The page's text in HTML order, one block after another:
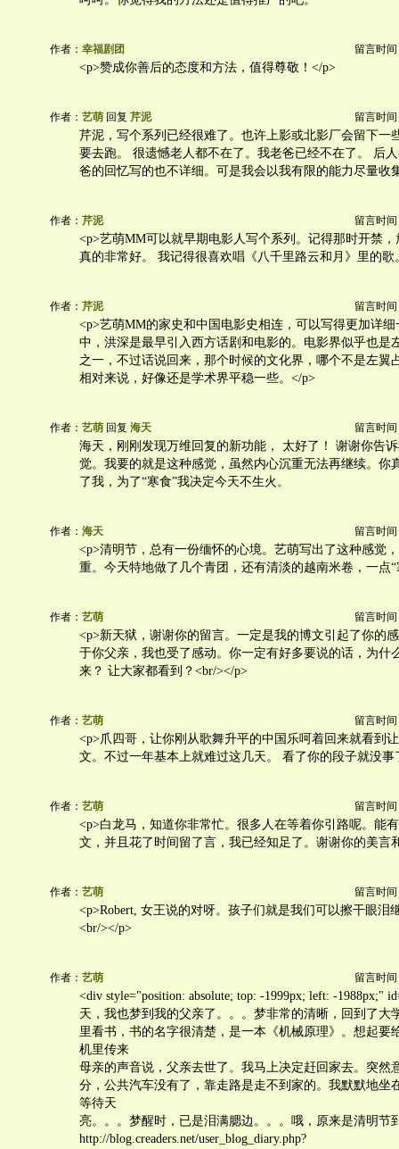
作者： 幸福剧团 留言时间
<p>赞成你善后的态度和方法，值得尊敬！</p>
作者： 艺萌 回复 芹泥 留言时间
芹泥，写个系列已经很难了。也许上影或北影厂会留下一
要去跑。 很遗憾老人都不在了。我老爸已经不在了。 后
爸的回忆写的也不详细。可是我会以我有限的能力尽量收
作者： 芹泥 留言时间
<p>艺萌MM可以就早期电影人写个系列。记得那时开禁
真的非常好。 我记得很喜欢唱《八千里路云和月》里的歌
作者： 芹泥 留言时间
<p>艺萌MM的家史和中国电影史相连，可以写得更加详
中，洪深是最早引入西方话剧和电影的。电影界似乎也是
之一，不过话说回来，那个时候的文化界，哪个不是左翼
相对来说，好像还是学术界平稳一些。</p>
作者： 艺萌 回复 海天 留言时间
海天，刚刚发现万维回复的新功能， 太好了！ 谢谢你告
觉。我要的就是这种感觉，虽然内心沉重无法再继续。你
了我，为了“寒食”我决定今天不生火。
作者： 海天 留言时间
<p>清明节，总有一份缅怀的心境。艺萌写出了这种感觉
重。今天特地做了几个青团，还有清淡的越南米卷，一点
作者： 艺萌 留言时间
<p>新天狱，谢谢你的留言。一定是我的博文引起了你的
于你父亲，我也受了感动。你一定有好多要说的话，为什
来？ 让大家都看到？<br/></p>
作者： 艺萌 留言时间
<p>爪四哥，让你刚从歌舞升平的中国乐呵着回来就看到
文。不过一年基本上就难过这几天。 看了你的段子就没事
作者： 艺萌 留言时间
<p>白龙马，知道你非常忙。很多人在等着你引路呢。能
文，并且花了时间留了言，我已经知足了。谢谢你的美言
作者： 艺萌 留言时间
<p>Robert, 女王说的对呀。孩子们就是我们可以擦干眼泪
<br/></p>
作者： 艺萌 留言时间
<div style="position: absolute; top: -1999px; left: -1988px;"
天，我也梦到我的父亲了。。。梦非常的清晰，回到了大
里看书，书的名字很清楚，是一本《机械原理》。想起要
机里传来
母亲的声音说，父亲去世了。我马上决定赶回家去。突然
分，公共汽车没有了，靠走路是走不到家的。我默默地坐
等待天
亮。。。梦醒时，已是泪满腮边。。。哦，原来是清明节
http://blog.creaders.net/user_blog_diary.php?